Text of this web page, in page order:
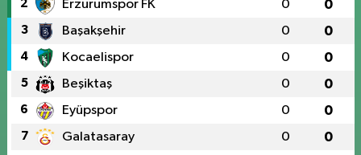
2 Erzurumspor FK 0 0
3 Başakşehir 0 0
4 Kocaelispor 0 0
5 Beşiktaş 0 0
6 Eyüpspor 0 0
7 Galatasaray 0 0